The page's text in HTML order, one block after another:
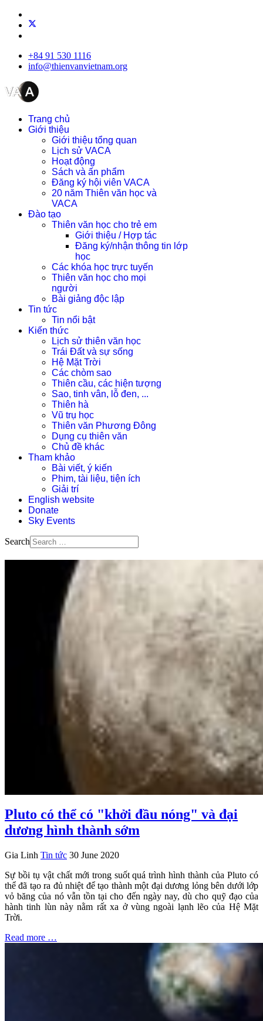
+84 91 530 1116
info@thienvanvietnam.org
Trang chủ
Giới thiệu
Giới thiệu tổng quan
Lịch sử VACA
Hoạt động
Sách và ấn phẩm
Đăng ký hội viên VACA
20 năm Thiên văn học và
VACA
Đào tạo
Thiên văn học cho trẻ em
Giới thiệu / Hợp tác
Đăng ký/nhận thông tin lớp
học
Các khóa học trực tuyến
Thiên văn học cho mọi
người
Bài giảng độc lập
Tin tức
Tin nổi bật
Kiến thức
Lịch sử thiên văn học
Trái Đất và sự sống
Hệ Mặt Trời
Các chòm sao
Thiên cầu, các hiện tượng
Sao, tinh vân, lỗ đen, ...
Thiên hà
Vũ trụ học
Thiên văn Phương Đông
Dụng cụ thiên văn
Chủ đề khác
Tham khảo
Bài viết, ý kiến
Phim, tài liệu, tiện ích
Giải trí
English website
Donate
Sky Events
Search
Pluto có thể có "khởi đầu nóng" và đại
dương hình thành sớm
Gia Linh Tin tức 30 June 2020
Sự bồi tụ vật chất mới trong suốt quá trình hình thành của Pluto có
thể đã tạo ra đủ nhiệt để tạo thành một đại dương lỏng bên dưới lớp
vỏ băng của nó vẫn tồn tại cho đến ngày nay, dù cho quỹ đạo của
hành tinh lùn này nằm rất xa ở vùng ngoài lạnh lẽo của Hệ Mặt
Trời.
Read more …